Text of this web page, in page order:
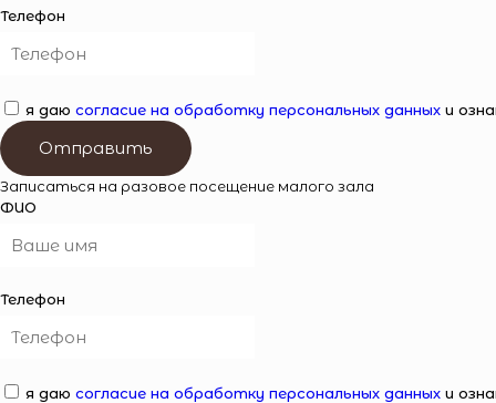
Телефон
я даю согласие на обработку персональных данных и
Отправить
Записаться на разовое посещение малого зала
ФИО
Телефон
я даю согласие на обработку персональных данных и